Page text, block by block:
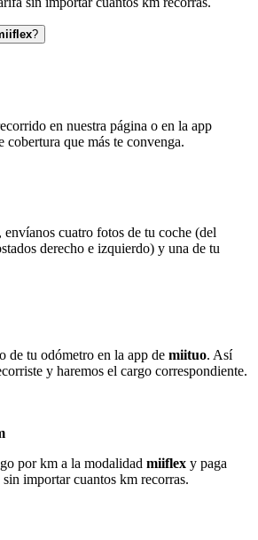
?
en nuestra página o en la app
cobertura que más te convenga.
envíanos cuatro fotos de tu coche (del
derecho e izquierdo) y una de tu
de tu odómetro en la app de miituo. Así
y haremos el cargo correspondiente.
por km a la modalidad miiflex y paga
importar cuantos km recorras.